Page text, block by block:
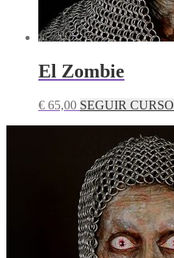
El Zombie
€ 65,00 SEGUIR CURSO